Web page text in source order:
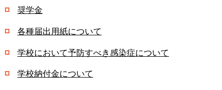
奨学金
各種届出用紙について
学校において予防すべき感染症について
学校納付金について